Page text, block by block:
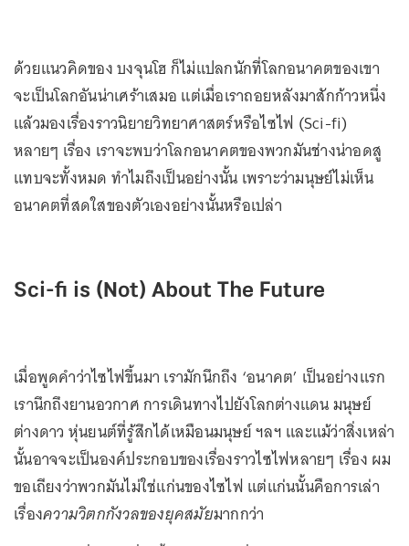
ด้วยแนวคิดของ บงจุนโฮ ก็ไม่แปลกนักที่โลกอนาคตของเขา
จะเป็นโลกอันน่าเศร้าเสมอ แต่เมื่อเราถอยหลังมาสักก้าวหนึ่ง
แล้วมองเรื่องราวนิยายวิทยาศาสตร์หรือไซไฟ (Sci-fi)
หลายๆ เรื่อง เราจะพบว่าโลกอนาคตของพวกมันช่างน่าอดสู
แทบจะทั้งหมด ทำไมถึงเป็นอย่างนั้น เพราะว่ามนุษย์ไม่เห็น
อนาคตที่สดใสของตัวเองอย่างนั้นหรือเปล่า
Sci-fi is (Not) About The Future
เมื่อพูดคำว่าไซไฟขึ้นมา เรามักนึกถึง ‘อนาคต’ เป็นอย่างแรก
เรานึกถึงยานอวกาศ การเดินทางไปยังโลกต่างแดน มนุษย์
ต่างดาว หุ่นยนต์ที่รู้สึกได้เหมือนมนุษย์ ฯลฯ และแม้ว่าสิ่งเหล่า
นั้นอาจจะเป็นองค์ประกอบของเรื่องราวไซไฟหลายๆ เรื่อง ผม
ขอเถียงว่าพวกมันไม่ใช่แก่นของไซไฟ แต่แก่นนั้นคือการเล่า
เรื่องความวิตกกังวลของยุคสมัยมากกว่า